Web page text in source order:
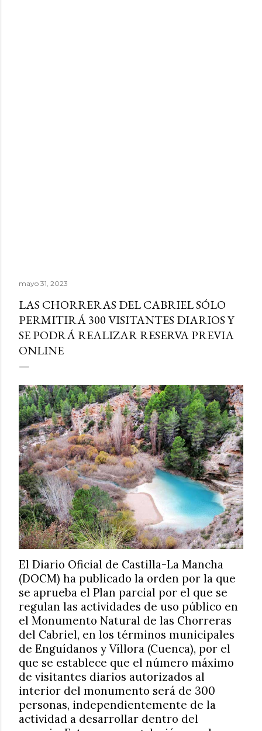
mayo 31, 2023
LAS CHORRERAS DEL CABRIEL SÓLO
PERMITIRÁ 300 VISITANTES DIARIOS Y
SE PODRÁ REALIZAR RESERVA PREVIA
ONLINE
El Diario Oficial de Castilla-La Mancha
(DOCM) ha publicado la orden por la que
se aprueba el Plan parcial por el que se
regulan las actividades de uso público en
el Monumento Natural de las Chorreras
del Cabriel, en los términos municipales
de Enguídanos y Víllora (Cuenca), por el
que se establece que el número máximo
de visitantes diarios autorizados al
interior del monumento será de 300
personas, independientemente de la
actividad a desarrollar dentro del